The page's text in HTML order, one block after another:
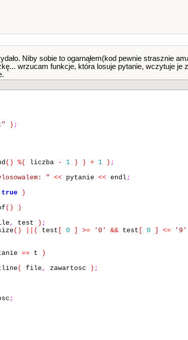
Niby sobie to ogarnąłem(kod pewnie strasznie
wrzucam funkcje, która losuje pytanie, wczytuje
) ;
() %( liczba - 1 ) ) + 1 ) ;
" << pytanie << endl ;
true
)
()
)
, test ) ;
() ( test 0 >= '0' && test 0 <= '9'
== t
)
( file , zawartosc ) ;
;